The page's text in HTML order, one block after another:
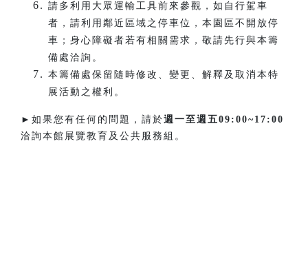
請多利用大眾運輸工具前來參觀，如自行駕車
者，請利用鄰近區域之停車位，本園區不開放停
車；身心障礙者若有相關需求，敬請先行與本籌
備處洽詢。
本籌備處保留隨時修改、變更、解釋及取消本特
展活動之權利。
►如果您有任何的問題，請於週一至週五09:00~17:00
洽詢本館展覽教育及公共服務組。